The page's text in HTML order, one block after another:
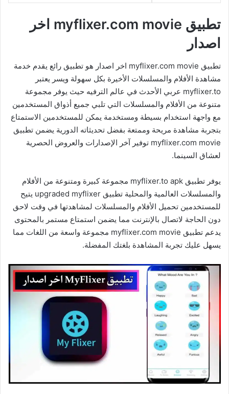
تطبيق myflixer.com movie اخر
اصدار
تطبيق myflixer.com movie اخر اصدار هو تطبيق رائع يقدم خدمة
مشاهدة الأفلام والمسلسلات الأخيرة بكل سهولة ويسر يعتبر
myflixer.to عربي الأحدث في عالم الترفيه حيث يوفر مجموعة
متنوعة من الأفلام والمسلسلات التي تلبي جميع أذواق المستخدمين
مع واجهة استخدام بسيطة ومستخدمة يمكن للمستخدمين الاستمتاع
بتجربة مشاهدة مريحة وممتعة بفضل تحديثاته الدورية يضمن تطبيق
myflixer.com movie توفير آخر الإصدارات والعروض الحصرية
لعشاق السينما.
يوفر تطبيق myflixer.to apk مجموعة كبيرة ومتنوعة من الأفلام
والمسلسلات العالمية والمحلية تطبيق upgraded myflixer يتيح
للمستخدمين تحميل الأفلام والمسلسلات لمشاهدتها في وقت لاحق
دون الحاجة لاتصال بالإنترنت مما يضمن استمتاع مستمر بالمحتوى
يدعم تطبيق myflixer.com movie مجموعة واسعة من اللغات مما
يسهل عليك تجربة المشاهدة بلغتك المفضلة.